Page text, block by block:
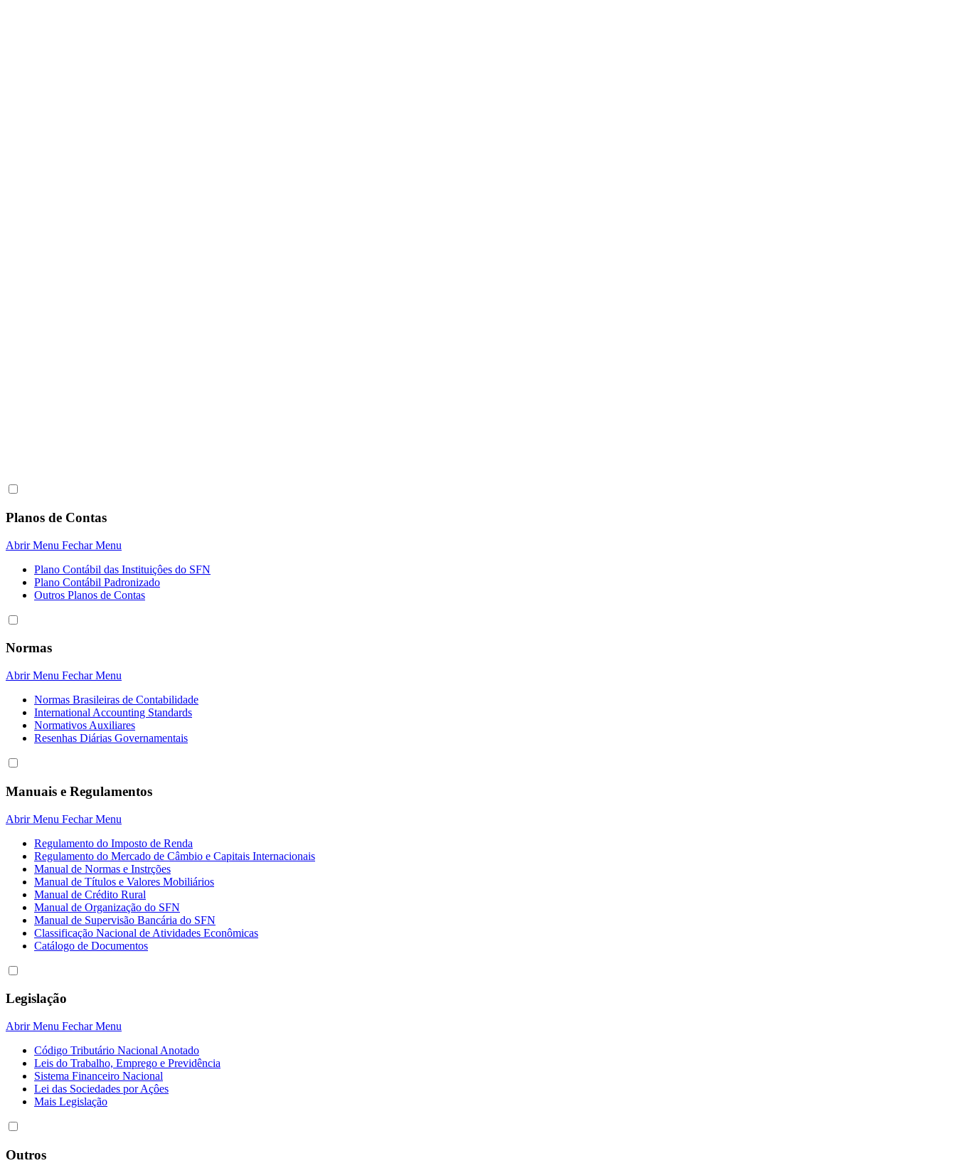
Planos de Contas
Abrir Menu Fechar Menu
Plano Contábil das Instituiçôes do SFN
Plano Contábil Padronizado
Outros Planos de Contas
Normas
Abrir Menu Fechar Menu
Normas Brasileiras de Contabilidade
International Accounting Standards
Normativos Auxiliares
Resenhas Diárias Governamentais
Manuais e Regulamentos
Abrir Menu Fechar Menu
Regulamento do Imposto de Renda
Regulamento do Mercado de Câmbio e Capitais Internacionais
Manual de Normas e Instrções
Manual de Títulos e Valores Mobiliários
Manual de Crédito Rural
Manual de Organização do SFN
Manual de Supervisão Bancária do SFN
Classificação Nacional de Atividades Econômicas
Catálogo de Documentos
Legislação
Abrir Menu Fechar Menu
Código Tributário Nacional Anotado
Leis do Trabalho, Emprego e Previdência
Sistema Financeiro Nacional
Lei das Sociedades por Açôes
Mais Legislação
Outros